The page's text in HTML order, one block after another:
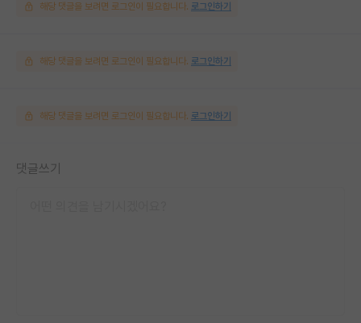
해당 댓글을 보려면 로그인이 필요합니다. 로그인하기
해당 댓글을 보려면 로그인이 필요합니다. 로그인하기
해당 댓글을 보려면 로그인이 필요합니다. 로그인하기
댓글쓰기